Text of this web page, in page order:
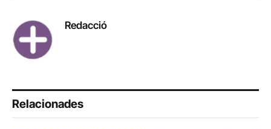
Redacció
Relacionades